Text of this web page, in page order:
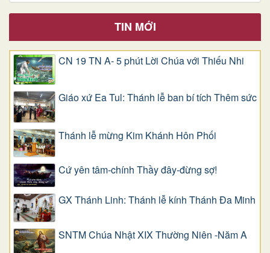
TIN MỚI
CN 19 TN A- 5 phút Lời Chúa với Thiếu Nhi
Giáo xứ Ea Tul: Thánh lễ ban bí tích Thêm sức
Thánh lễ mừng Kim Khánh Hôn Phối
Cứ yên tâm-chính Thầy đây-đừng sợ!
GX Thánh Linh: Thánh lễ kính Thánh Đa Minh
SNTM Chúa Nhật XIX Thường Niên -Năm A